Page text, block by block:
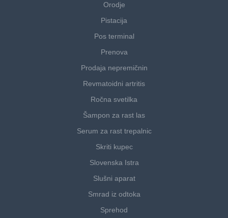
Orodje
Pistacija
Pos terminal
Prenova
Prodaja nepremičnin
Revmatoidni artritis
Ročna svetilka
Šampon za rast las
Serum za rast trepalnic
Skriti kupec
Slovenska Istra
Slušni aparat
Smrad iz odtoka
Sprehod